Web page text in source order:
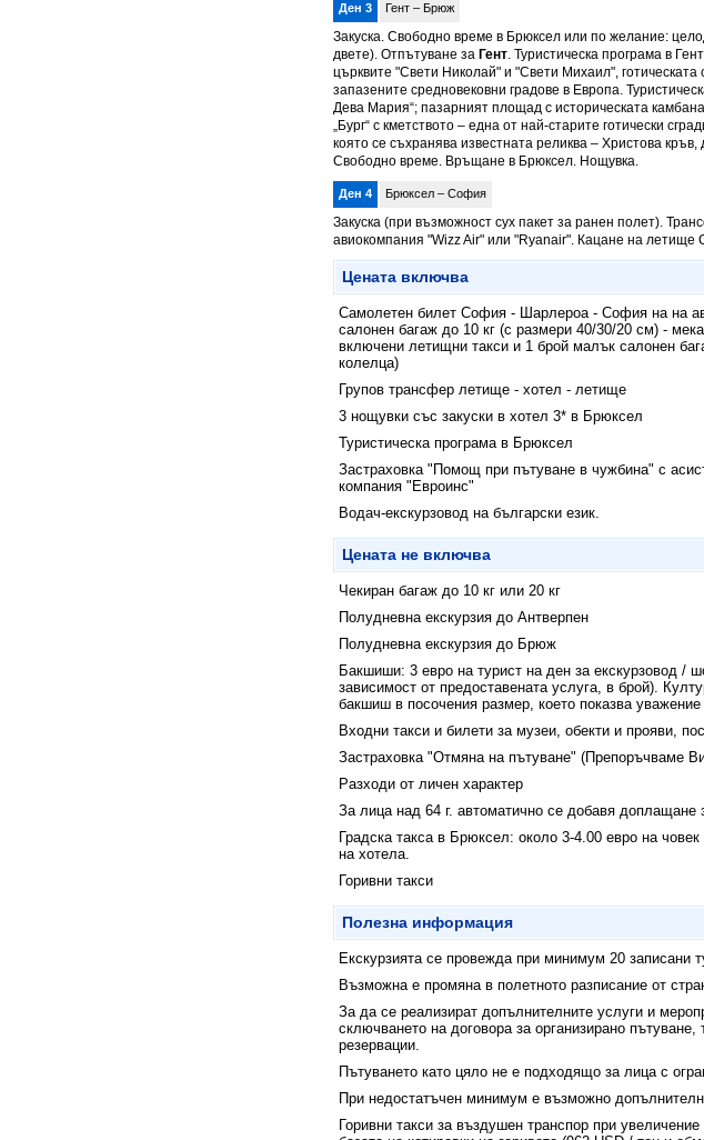
Ден 3 Гент – Брюж
Закуска. Свободно време в Брюксел или по желание:
двете). Отпътуване за Гент. Туристическа програма в
църквите "Свети Николай" и "Свети Михаил", готическата
запазените средновековни градове в Европа.
Дева Мария“; пазарният площад с историческата
„Бург“ с кметството – една от най-старите готически
която се съхранява известната реликва – Христова
Свободно време. Връщане в Брюксел. Нощувка.
Ден 4 Брюксел – София
Закуска (при възможност сух пакет за ранен полет).
авиокомпания "Wizz Air" или "Ryanair". Кацане на летище
Цената включва
Самолетен билет София - Шарлероа - София на на
салонен багаж до 10 кг (с размери 40/30/20 см) -
включени летищни такси и 1 брой малък салонен
колелца)
Групов трансфер летище - хотел - летище
3 нощувки със закуски в хотел 3* в Брюксел
Туристическа програма в Брюксел
Застраховка "Помощ при пътуване в чужбина" с
компания "Евроинс"
Водач-екскурзовод на български език.
Цената не включва
Чекиран багаж до 10 кг или 20 кг
Полудневна екскурзия до Антверпен
Полудневна екскурзия до Брюж
Бакшиши: 3 евро на турист на ден за екскурзовод /
зависимост от предоставената услуга, в брой).
бакшиш в посочения размер, което показва
Входни такси и билети за музеи, обекти и прояви,
Застраховка "Отмяна на пътуване" (Препоръчваме
Разходи от личен характер
За лица над 64 г. автоматично се добавя доплащане
Градска такса в Брюксел: около 3-4.00 евро на
на хотела.
Горивни такси
Полезна информация
Екскурзията се провежда при минимум 20 записани
Възможна е промяна в полетното разписание от
За да се реализират допълнителните услуги и
сключването на договора за организирано
резервации.
Пътуването като цяло не е подходящо за лица с
При недостатъчен минимум е възможно
Горивни такси за въздушен транспор при